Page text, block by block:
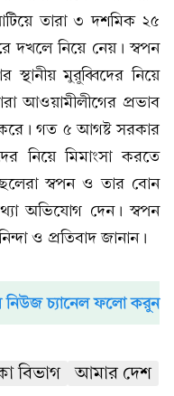
তারা ৩ দশমিক ২৫
দখলে নিয়ে নেয়। স্বপন
মুরুব্বিদের নিয়ে
আওয়ামীলীগের প্রভাব
করে। গত ৫ আগষ্ট সরকার
নিয়ে মিমাংসা করতে
স্বপন ও তার বোন
অভিযোগ দেন। স্বপন
ও প্রতিবাদ জানান।
চ্যানেল ফলো করুন
বিভাগ
আমার দেশ